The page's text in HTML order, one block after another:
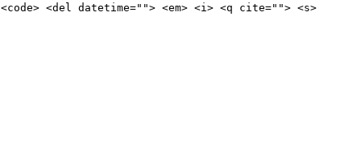
<del datetime=""> <em> <i> <q cite=""> <s>